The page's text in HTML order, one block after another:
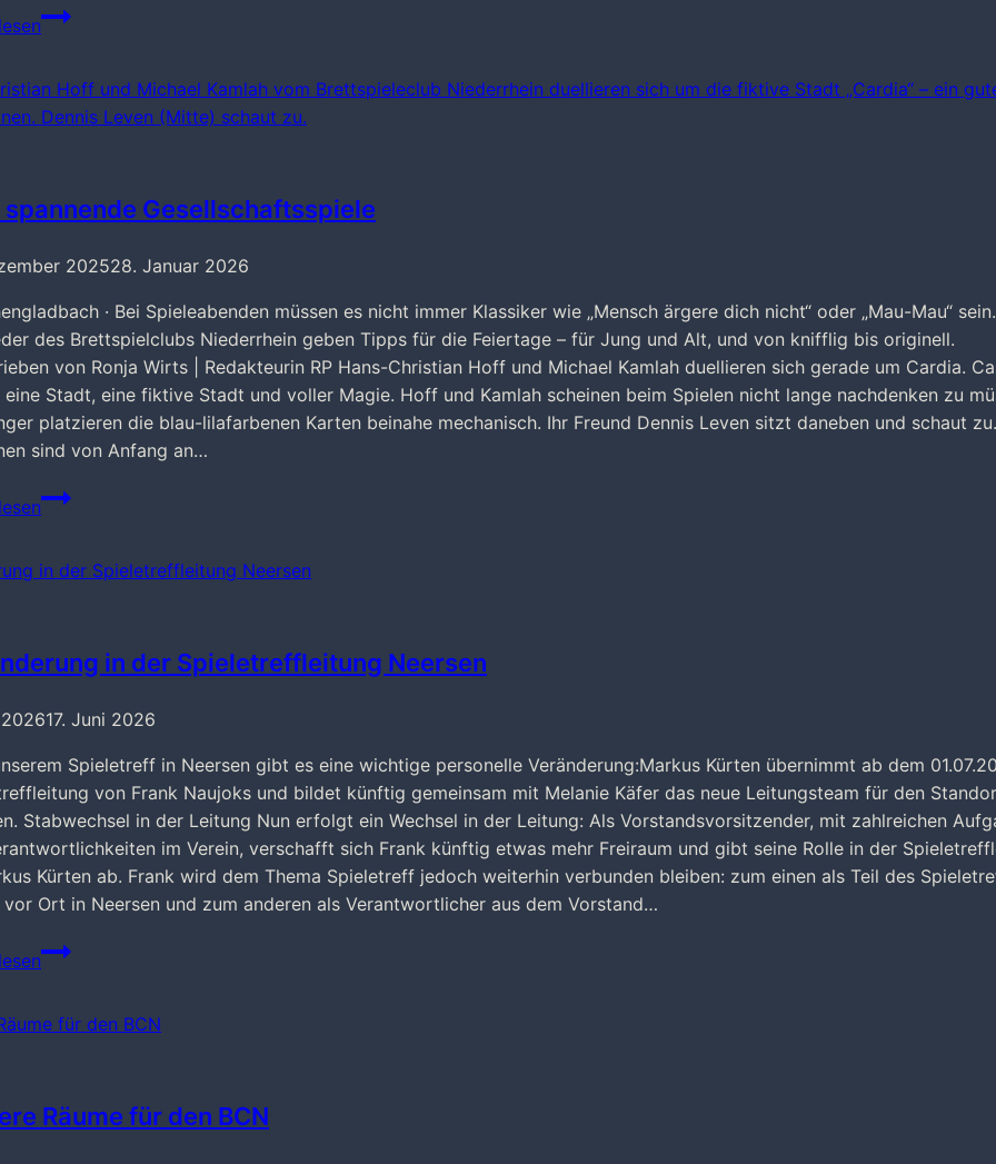
„Stadt
Land
2024
Gesellschaftsspiele
202528. Januar 2026
· Bei Spieleabenden müssen es nicht immer Klassiker wie „Mensch ärgere dich nicht“ oder „Mau-Mau“
des Brettspielclubs Niederrhein geben Tipps für die Feiertage – für Jung und Alt, und von knifflig bis originell.
von Ronja Wirts | Redakteurin RP Hans-Christian Hoff und Michael Kamlah duellieren sich gerade um Cardia.
Stadt, eine fiktive Stadt und voller Magie. Hoff und Kamlah scheinen beim Spielen nicht lange nachdenken zu
platzieren die blau-lilafarbenen Karten beinahe mechanisch. Ihr Freund Dennis Leven sitzt daneben und schaut
sind von Anfang an…
Acht
spannende
in der Spieletreffleitung Neersen
17. Juni 2026
Spieletreff in Neersen gibt es eine wichtige personelle Veränderung:Markus Kürten übernimmt ab dem
von Frank Naujoks und bildet künftig gemeinsam mit Melanie Käfer das neue Leitungsteam für den
Stabwechsel in der Leitung Nun erfolgt ein Wechsel in der Leitung: Als Vorstandsvorsitzender, mit zahlreichen
im Verein, verschafft sich Frank künftig etwas mehr Freiraum und gibt seine Rolle in der
Kürten ab. Frank wird dem Thema Spieletreff jedoch weiterhin verbunden bleiben: zum einen als Teil des
vor Ort in Neersen und zum anderen als Verantwortlicher aus dem Vorstand…
Veränderung
in
Spieletreffleitung
Räume für den BCN